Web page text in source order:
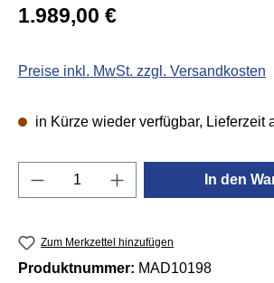
Regulärer Preis:
1.989,00 €
Preise inkl. MwSt. zzgl. Versandkosten
in Kürze wieder verfügbar, Lieferzeit
Produkt Anzahl: Gib den
In den
Zum Merkzettel hinzufügen
Produktnummer: MAD10198